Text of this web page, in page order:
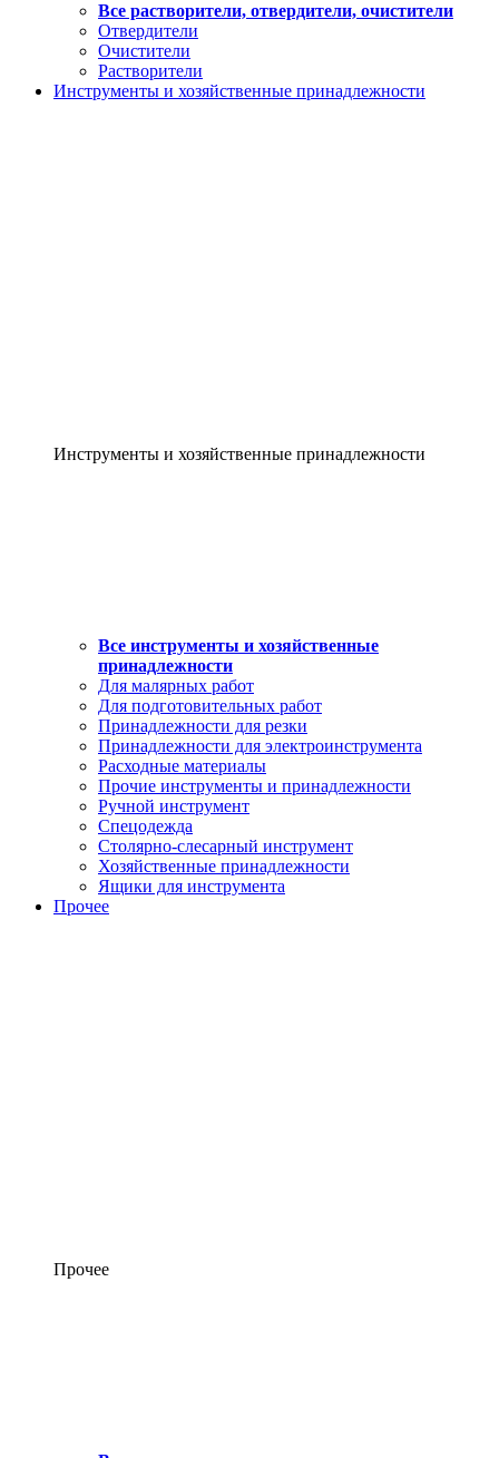
Все растворители, отвердители, очистители
Отвердители
Очистители
Растворители
Инструменты и хозяйственные принадлежности
Инструменты и хозяйственные принадлежности
Все инструменты и хозяйственные
принадлежности
Для малярных работ
Для подготовительных работ
Принадлежности для резки
Принадлежности для электроинструмента
Расходные материалы
Прочие инструменты и принадлежности
Ручной инструмент
Спецодежда
Столярно-слесарный инструмент
Хозяйственные принадлежности
Ящики для инструмента
Прочее
Прочее